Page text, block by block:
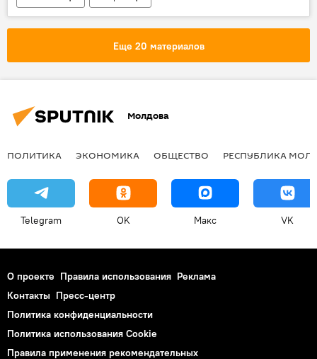
Наука и технологии
США
НАСА
снимки
Еще 20 материалов
Молдова
ПОЛИТИКА ЭКОНОМИКА ОБЩЕСТВО РЕСПУБЛИКА
Telegram OK Макс VK
О проекте Правила использования Реклама
Контакты Пресс-центр
Политика конфиденциальности
Политика использования Cookie
Правила применения рекомендательных